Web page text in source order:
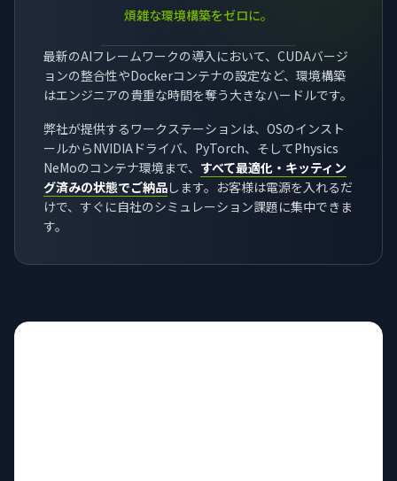
煩雑な環境構築をゼロに。
最新のAIフレームワークの導入において、CUDAバージ
ョンの整合性やDockerコンテナの設定など、環境構築
はエンジニアの貴重な時間を奪う大きなハードルです。
弊社が提供するワークステーションは、OSのインスト
ールからNVIDIAドライバ、PyTorch、そしてPhysics
NeMoのコンテナ環境まで、 すべて最適化・キッティン
グ済みの状態でご納品します。お客様は電源を入れるだ
けで、すぐに自社のシミュレーション課題に集中できま
す。